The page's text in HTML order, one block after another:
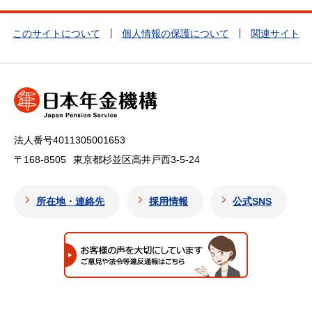
このサイトについて 個人情報の保護について 関連サイト
法人番号4011305001653
〒168-8505
東京都杉並区高井戸西3-5-24
所在地・連絡先 採用情報 公式SNS